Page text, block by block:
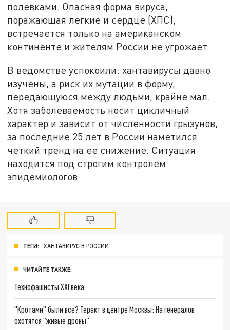
полевками. Опасная форма вируса,
поражающая легкие и сердце (ХПС),
встречается только на американском
континенте и жителям России не угрожает.
В ведомстве успокоили: хантавирусы давно
изучены, а риск их мутации в форму,
передающуюся между людьми, крайне мал.
Хотя заболеваемость носит цикличный
характер и зависит от численности грызунов,
за последние 25 лет в России наметился
четкий тренд на ее снижение. Ситуация
находится под строгим контролем
эпидемиологов.
ТЕГИ: ХАНТАВИРУС В РОССИИ
ЧИТАЙТЕ ТАКЖЕ:
Технофашисты XXI века
"Кротами" были все? Теракт в центре Москвы: На генералов
охотятся "живые дроны"